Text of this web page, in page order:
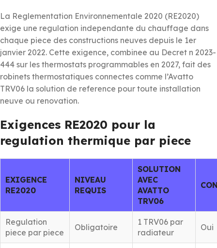
La Reglementation Environnementale 2020 (RE2020)
exige une regulation independante du chauffage dans
chaque piece des constructions neuves depuis le 1er
janvier 2022. Cette exigence, combinee au Decret n 2023-
444 sur les thermostats programmables en 2027, fait des
robinets thermostatiques connectes comme l’Avatto
TRV06 la solution de reference pour toute installation
neuve ou renovation.
Exigences RE2020 pour la
regulation thermique par piece
EXIGENCE
RE2020
NIVEAU
REQUIS
SOLUTION
AVEC
AVATTO
TRV06
Regulation
piece par piece
Obligatoire
1 TRV06 par
radiateur
Oui